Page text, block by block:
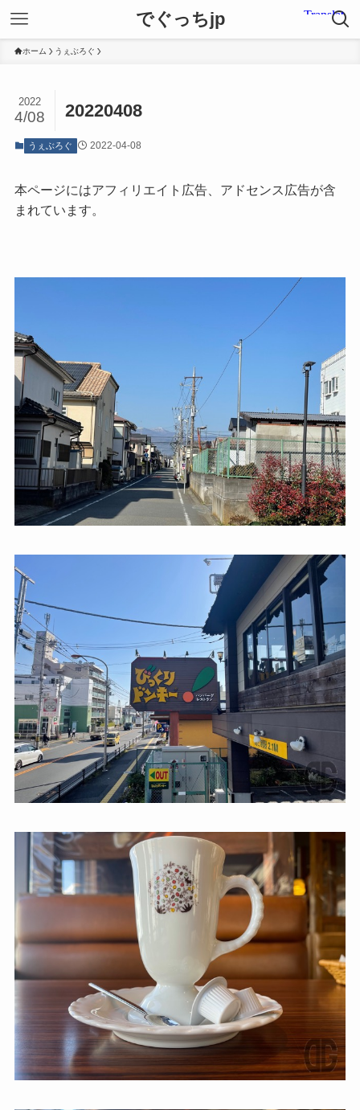
でぐっちjp
ホーム うぇぶろぐ
20220408
2022
4/08
うぇぶろぐ 2022-04-08
本ページにはアフィリエイト広告、アドセンス広告が含
まれています。